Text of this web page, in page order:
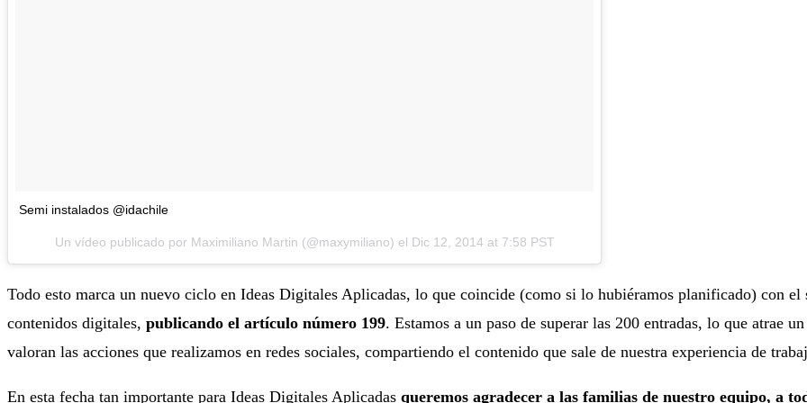
Semi instalados @idachile
Un vídeo publicado por Maximiliano Martin (@maxymiliano) el Dic 12, 2014 at 7:58 PST
Todo esto marca un nuevo ciclo en Ideas Digitales Aplicadas, lo que coincide (como si lo hubiéramos planificado) con
contenidos digitales, publicando el artículo número 199. Estamos a un paso de superar las 200 entradas, lo que atrae
valoran las acciones que realizamos en redes sociales, compartiendo el contenido que sale de nuestra experiencia de
En esta fecha tan importante para Ideas Digitales Aplicadas queremos agradecer a las familias de nuestro equipo, a